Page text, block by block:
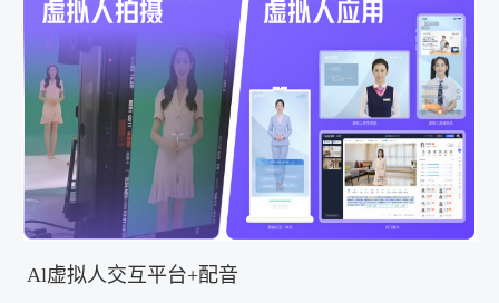
Al虚拟人交互平台+配音